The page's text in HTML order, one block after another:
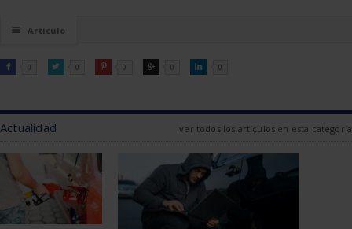
☰ Artículo

FACEBOOK
0 
TWITTER0 
PINTEREST
0 
GOOGLE0 
LINKEDIN
0
Actualidad ver todos los artículos en esta categoría